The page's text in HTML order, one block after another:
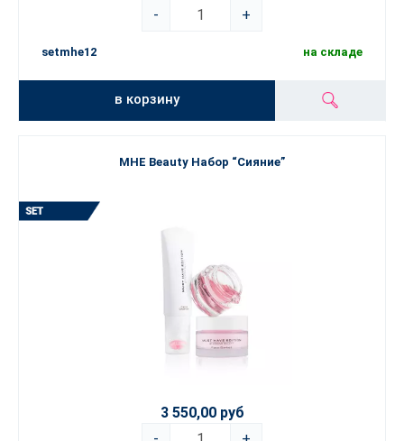
-
+
setmhe12 на складе
в корзину
MHE Beauty Набор “Сияние”
3 550,00 руб